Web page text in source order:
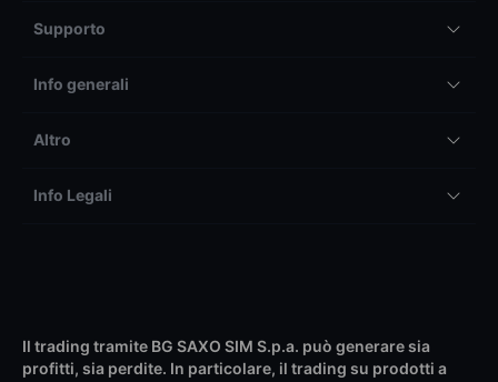
Supporto
Info generali
Altro
Info Legali
Il trading tramite BG SAXO SIM S.p.a. può generare sia
profitti, sia perdite. In particolare, il trading su prodotti a